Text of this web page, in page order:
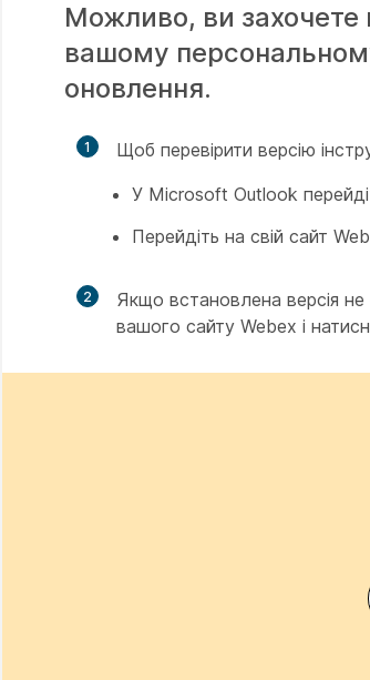
Можливо, ви захочете
вашому
оновлення.
1
Щоб перевірити версію
У Microsoft Outlook
Перейдіть на свій сайт
2
Якщо встановлена версія
вашого сайту Webex і